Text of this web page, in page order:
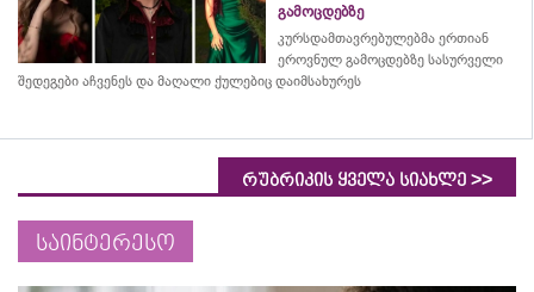
გამოცდებზე
კურსდამთავრებულებმა ერთიან
ეროვნულ გამოცდებზე სასურველი
შედეგები აჩვენეს და მაღალი ქულებიც დაიმსახურეს
რუბრიკის ყველა სიახლე >>
საინტერესო